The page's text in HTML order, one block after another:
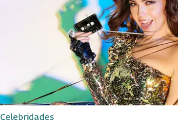
Celebridades